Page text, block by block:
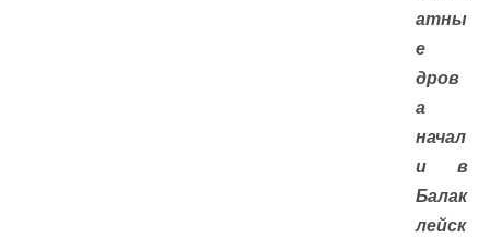
атны
е
дров
а
начал
и в
Балак
лейск